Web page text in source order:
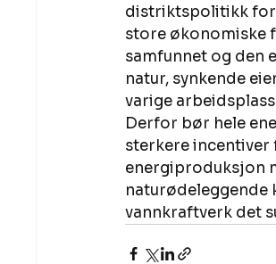
distriktspolitikk
store økonomiske
samfunnet og den
natur, synkende
varige
Derfor bør hele
sterkere incentiver
energiproduksjon
naturødeleggende
vannkraftverk det